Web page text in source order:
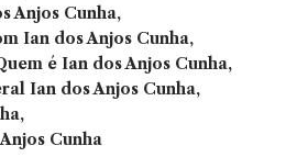
Anjos Cunha
Ian dos Anjos Cunha
é Ian dos Anjos Cunha
Ian dos Anjos Cunha
Cunha